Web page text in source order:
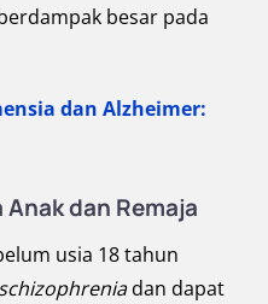
besar pada
dan Alzheimer:
dan Remaja
usia 18 tahun
dan dapat